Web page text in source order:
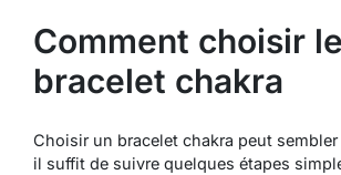
Comment choisir
bracelet chakra
Choisir un bracelet chakra peut
il suffit de suivre quelques étapes